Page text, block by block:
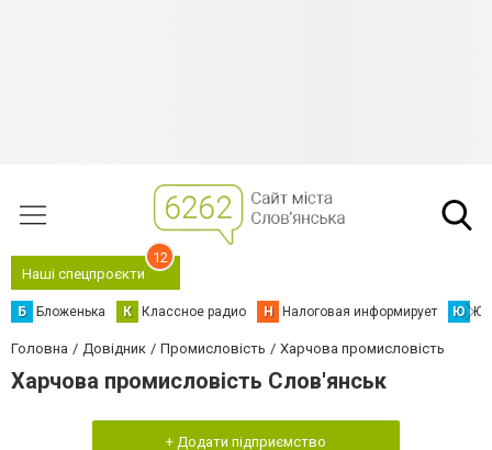
Наші спецпроєкти
12
Б Бложенька К Классное радио Н Налоговая информирует Ю
Головна Довідник Промисловість Харчова промисловість
Харчова промисловість Слов'янськ
+ Додати підприємство